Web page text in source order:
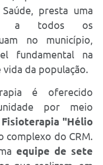
presta uma
a todos os
no município,
fundamental na
da população.
é oferecido
por meio
"Hélio
complexo do CRM.
equipe de sete